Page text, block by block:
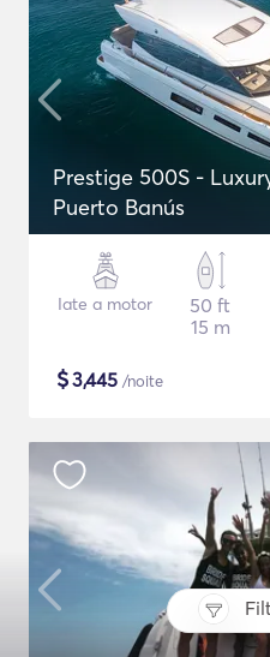
Prestige 500S -
Puerto Banús
Iate a motor
50 ft
15 m
$3,445 /noite